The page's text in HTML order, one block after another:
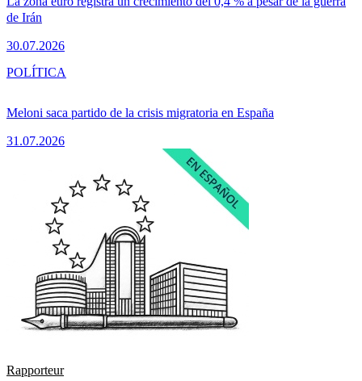
de Irán
30.07.2026
Meloni saca partido de la crisis migratoria en España
31.07.2026
POLÍTICA
Rapporteur